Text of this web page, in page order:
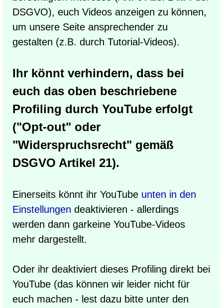
DSGVO), euch Videos anzeigen zu können,
um unsere Seite ansprechender zu
gestalten (z.B. durch Tutorial-Videos).
Ihr könnt verhindern, dass bei
euch das oben beschriebene
Profiling durch YouTube erfolgt
("Opt-out" oder
"Widerspruchsrecht" gemäß
DSGVO Artikel 21).
Einerseits könnt ihr YouTube unten in den
Einstellungen deaktivieren - allerdings
werden dann garkeine YouTube-Videos
mehr dargestellt.
Oder ihr deaktiviert dieses Profiling direkt bei
YouTube (das können wir leider nicht für
euch machen - lest dazu bitte unter den